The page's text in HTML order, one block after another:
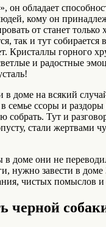
он обладает
кому он
от станет
так и тут
Кристаллы горного
и радостные
в доме на всякий
семье ссоры и
собрать. Тут и
стали жертвами
в доме они не
нужно завести в
чистых помыслов и
черной